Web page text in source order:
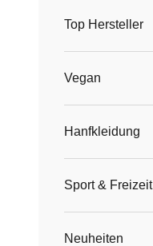
Top Hersteller
Vegan
Hanfkleidung
Sport & Freizeit
Neuheiten